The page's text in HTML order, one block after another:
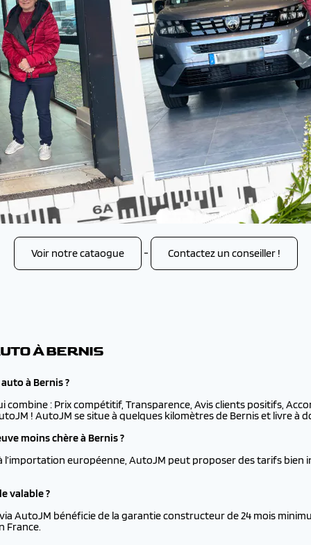
Voir notre cataogue - Contactez un conseiller !
À BERNIS
à Bernis ?
combine : Prix compétitif, Transparence, Avis clients positifs,
! AutoJM se situe à quelques kilomètres de Bernis et livre à
moins chère à Bernis ?
l’importation européenne, AutoJM peut proposer des tarifs bien
valable ?
AutoJM bénéficie de la garantie constructeur de 24 mois
France.